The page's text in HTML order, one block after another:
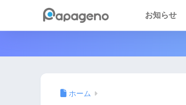
お知らせ
ホーム